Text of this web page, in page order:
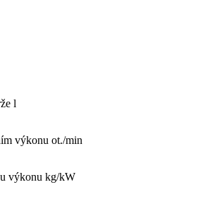
l
výkonu ot./min
výkonu kg/kW